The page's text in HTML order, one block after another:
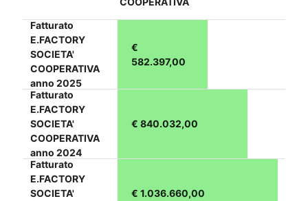
Fatturato
E.FACTORY
SOCIETA'
COOPERATIVA
anno 2025
€
582.397,00
Fatturato
E.FACTORY
SOCIETA'
COOPERATIVA
anno 2024
€ 840.032,00
Fatturato
E.FACTORY
SOCIETA'
€ 1.036.660,00